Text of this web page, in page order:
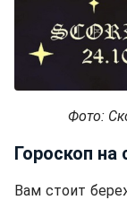
Фото:
Гороскоп на
Вам стоит